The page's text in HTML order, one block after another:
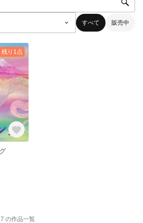
すべて 販売中
残り1点
の作品一覧